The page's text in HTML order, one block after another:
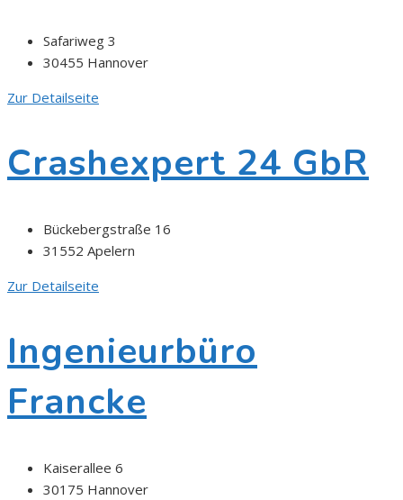
Safariweg 3
30455 Hannover
Zur Detailseite
Crashexpert 24 GbR
Bückebergstraße 16
31552 Apelern
Zur Detailseite
Ingenieurbüro
Francke
Kaiserallee 6
30175 Hannover